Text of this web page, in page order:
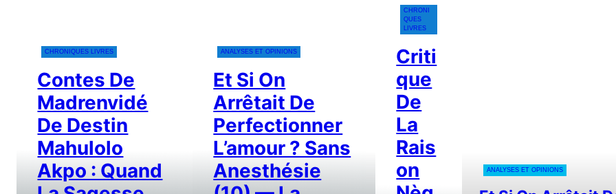
CHRONIQUES LIVRES
Contes De
Madrenvidé
De Destin
Mahulolo
Akpo : Quand
ANALYSES ET OPINIONS
Et Si On
Arrêtait De
Perfectionner
L’amour ? Sans
Anesthésie
CHRONI
QUES
LIVRES
Criti
Que
De
La
Rais
On
ANALYSES ET OPINIONS